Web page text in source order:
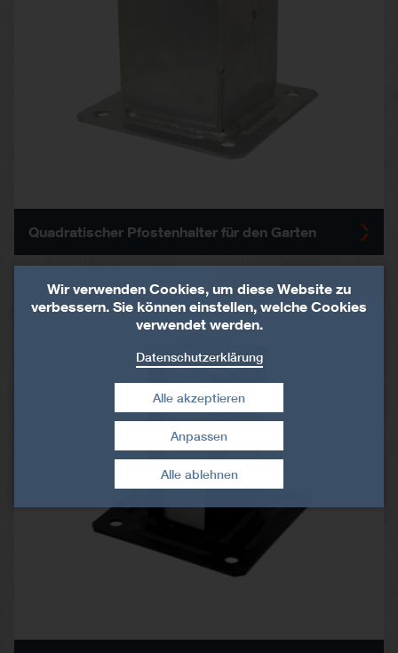
Quadratischer Pfostenhalter für den Garten
KIT FIX PPJNCPB
Wir verwenden Cookies, um diese Website zu
verbessern. Sie können einstellen, welche Cookies
verwendet werden.
Datenschutzerklärung
Alle ablehnen
Alle akzeptieren
Zustimmung widerrufen
Anpassen